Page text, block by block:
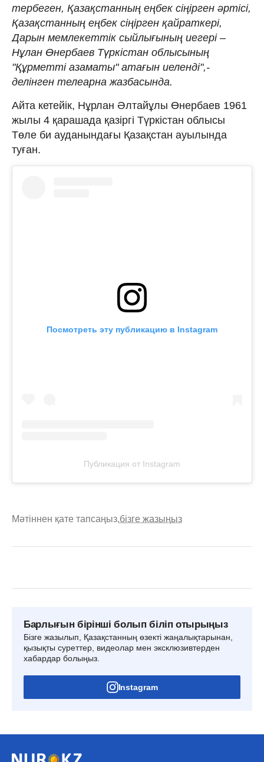
тербеген, Қазақстанның еңбек сіңірген әртісі,
Қазақстанның еңбек сіңірген қайраткері,
Дарын мемлекеттік сыйлығының иегері –
Нұлан Өнербаев Түркістан облысының
"Құрметті азаматы" атағын иеленді",-
делінген телеарна жазбасында.
Айта кетейік, Нұрлан Әлтайұлы Өнербаев 1961
жылы 4 қарашада қазіргі Түркістан облысы
Төле би ауданындағы Қазақстан ауылында
туған.
Посмотреть эту публикацию в Instagram
Публикация от Instagram
Мәтіннен қате тапсаңыз,бізге жазыңыз
Барлығын бірінші болып біліп отырыңыз
Бізге жазылып, Қазақстанның өзекті жаңалықтарынан,
қызықты суреттер, видеолар мен эксклюзивтерден
хабардар болыңыз.
Instagram